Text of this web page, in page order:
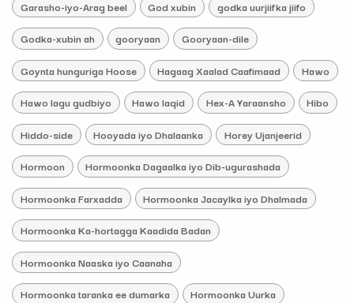
Garasho-iyo-Arag beel God xubin godka uurjiifka jiifo
Godka-xubin ah gooryaan Gooryaan-dile
Goynta hunguriga Hoose Hagaag Xaalad Caafimaad Hawo
Hawo lagu gudbiyo Hawo laqid Hex-A Yaraansho Hibo
Hiddo-side Hooyada iyo Dhalaanka Horey Ujanjeerid
Hormoon Hormoonka Dagaalka iyo Dib-ugurashada
Hormoonka Farxadda Hormoonka Jacaylka iyo Dhalmada
Hormoonka Ka-hortagga Kaadida Badan
Hormoonka Naaska iyo Caanaha
Hormoonka taranka ee dumarka Hormoonka Uurka